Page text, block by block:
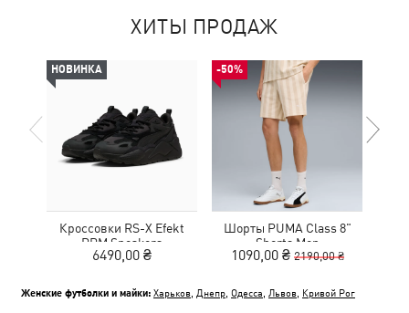
ХИТЫ ПРОДАЖ
НОВИНКА
Кроссовки RS-X Efekt
PRM Sneakers
6490,00 ₴
-50%
Шорты PUMA Class 8"
Shorts Men
1090,00 ₴ 2190,00 ₴
Женские футболки и майки: Харьков Днепр Одесса Львов Кривой Рог